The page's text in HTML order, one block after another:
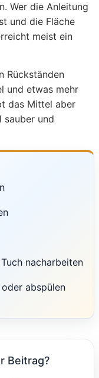
Wer die Anleitung
und die Fläche
meist ein
Rückständen
und etwas mehr
das Mittel aber
sauber und
nacharbeiten
abspülen
Beitrag?